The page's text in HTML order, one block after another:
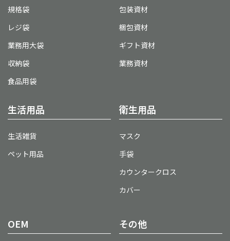
規格袋
レジ袋
業務用大袋
収納袋
食品用袋
包装資材
梱包資材
ギフト資材
業務資材
生活用品
生活雑貨
ペット用品
衛生用品
マスク
手袋
カウンタークロス
カバー
OEM その他